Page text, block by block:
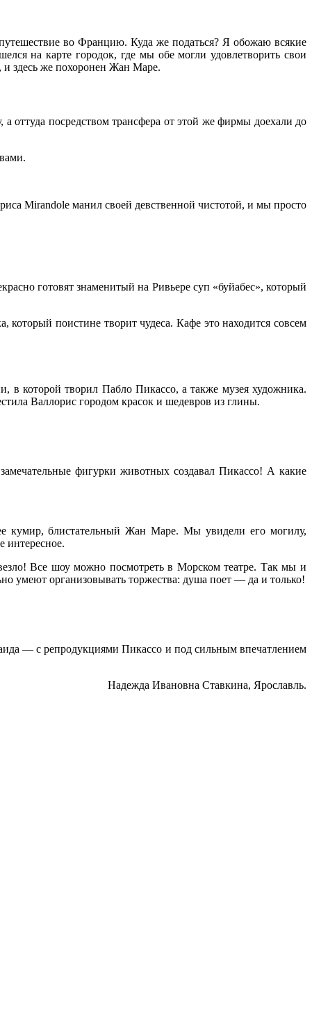
во Францию. Куда же податься? Я обожаю всякие
на карте городок, где мы обе могли удовлетворить свои
и здесь же похоронен Жан Маре.
оттуда посредством трансфера от этой же фирмы доехали до
Mirandole манил своей девственной чистотой, и мы просто
готовят знаменитый на Ривьере суп «буйабес», который
поистине творит чудеса. Кафе это находится совсем
в которой творил Пабло Пикассо, а также музея художника.
Валлорис городом красок и шедевров из глины.
фигурки животных создавал Пикассо! А какие
кумир, блистательный Жан Маре. Мы увидели его могилу,
интересное.
Все шоу можно посмотреть в Морском театре. Так мы и
умеют организовывать торжества: душа поет — да и только!
— с репродукциями Пикассо и под сильным впечатлением
Надежда Ивановна Ставкина, Ярославль.